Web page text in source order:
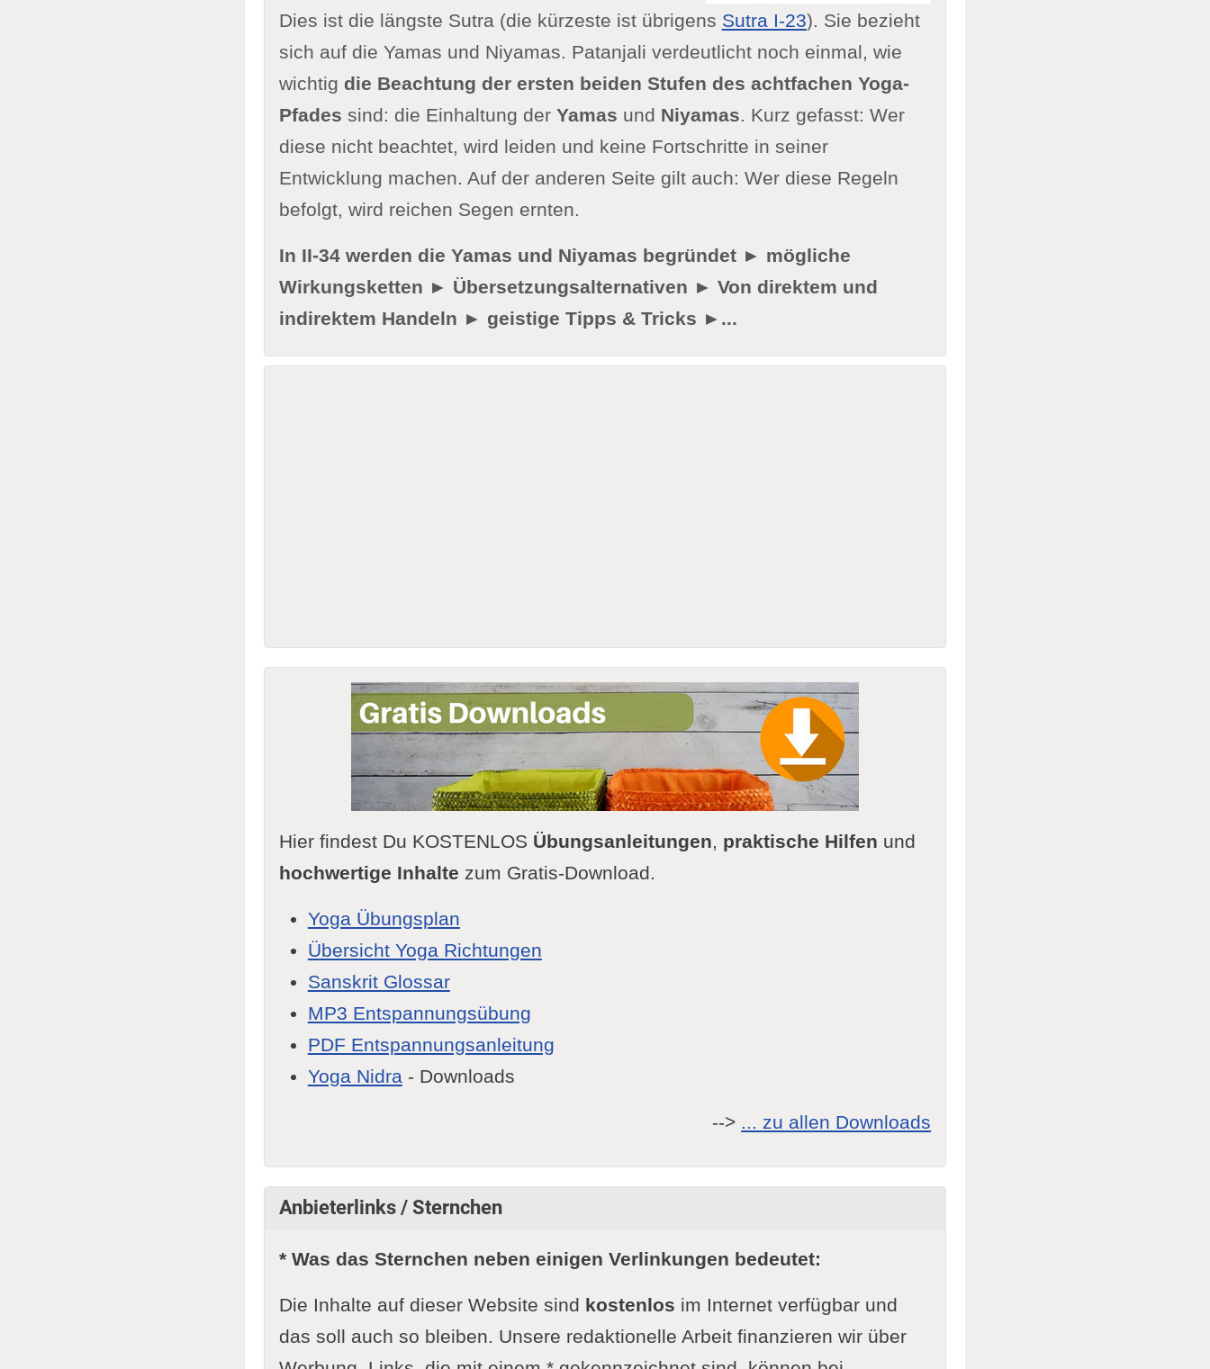
Dies ist die längste Sutra (die kürzeste ist übrigens Sutra I-23). Sie bezieht
sich auf die Yamas und Niyamas. Patanjali verdeutlicht noch einmal, wie
wichtig die Beachtung der ersten beiden Stufen des achtfachen Yoga-
Pfades sind: die Einhaltung der Yamas und Niyamas. Kurz gefasst: Wer
diese nicht beachtet, wird leiden und keine Fortschritte in seiner
Entwicklung machen. Auf der anderen Seite gilt auch: Wer diese Regeln
befolgt, wird reichen Segen ernten.
In II-34 werden die Yamas und Niyamas begründet ► mögliche
Wirkungsketten ► Übersetzungsalternativen ► Von direktem und
indirektem Handeln ► geistige Tipps & Tricks ►...
Hier findest Du KOSTENLOS Übungsanleitungen, praktische Hilfen und
hochwertige Inhalte zum Gratis-Download.
Yoga Übungsplan
Übersicht Yoga Richtungen
Sanskrit Glossar
MP3 Entspannungsübung
PDF Entspannungsanleitung
Yoga Nidra- Downloads
--> ... zu allen Downloads
Anbieterlinks / Sternchen
* Was das Sternchen neben einigen Verlinkungen bedeutet:
Die Inhalte auf dieser Website sind kostenlos im Internet verfügbar und
das soll auch so bleiben. Unsere redaktionelle Arbeit finanzieren wir über